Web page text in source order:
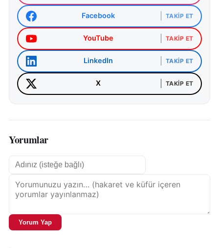
Facebook TAKIP ET
YouTube TAKIP ET
LinkedIn TAKIP ET
X TAKIP ET
Yorumlar
Yorum Yap